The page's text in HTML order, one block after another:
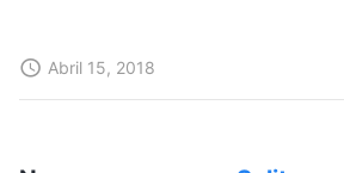
Abril 15, 2018